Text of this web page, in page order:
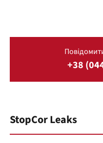
+38
StopCor Leaks